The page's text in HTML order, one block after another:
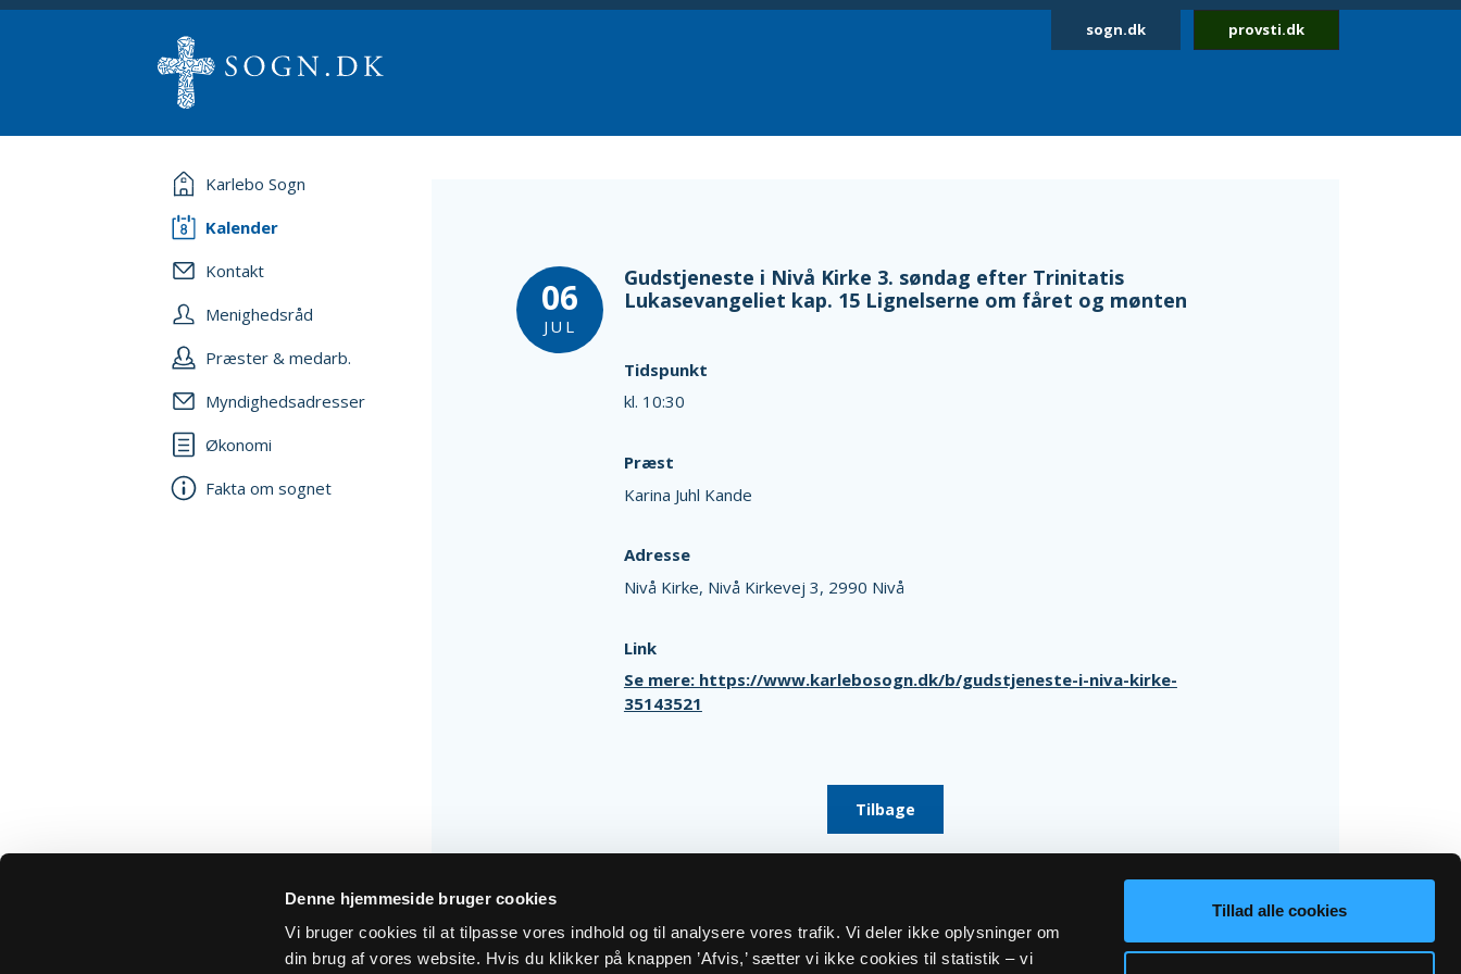
Denne hjemmeside bruger cookies
Vi bruger cookies til at tilpasse vores indhold og til analysere vores trafik. Vi deler ikke oplysninger om
din brug af vores website. Hvis du klikker på knappen ’Afvis,’ sætter vi ikke cookies til statistik – vi
Tillad alle cookies
sogn.dk provsti.dk
Karlebo Sogn
Kalender
Kontakt
Menighedsråd
Præster & medarb.
Myndighedsadresser
Økonomi
Fakta om sognet
06
JUL
Gudstjeneste i Nivå Kirke 3. søndag efter Trinitatis
Lukasevangeliet kap. 15 Lignelserne om fåret og mønten
Tidspunkt
kl. 10:30
Præst
Karina Juhl Kande
Adresse
Nivå Kirke, Nivå Kirkevej 3, 2990 Nivå
Link
Se mere: https://www.karlebosogn.dk/b/gudstjeneste-i-niva-kirke-
35143521
Tilbage